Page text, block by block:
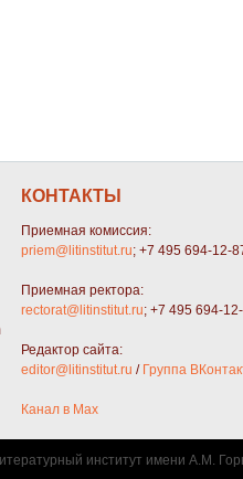
КОНТАКТЫ
Приемная комиссия:
priem@litinstitut.ru; +7 495 694-12-
Приемная ректора:
rectorat@litinstitut.ru; +7 495 694-
Редактор сайта:
editor@litinstitut.ru / Группа
Канал в Max
институт имени А.М.